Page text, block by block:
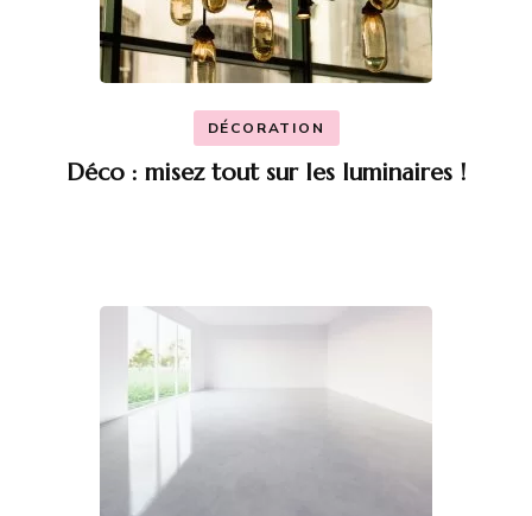
DÉCORATION
Déco : misez tout sur les luminaires !